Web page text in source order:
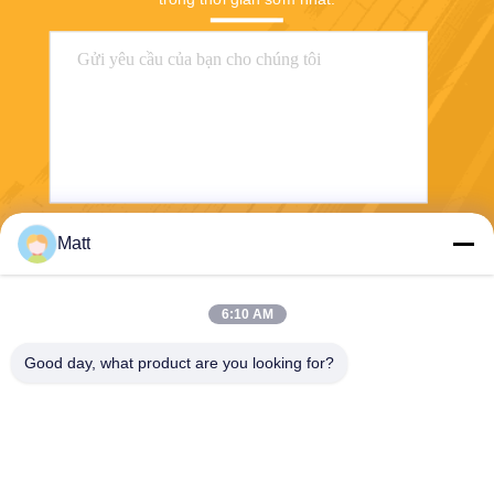
Matt
6:10 AM
Good day, what product are you looking for?